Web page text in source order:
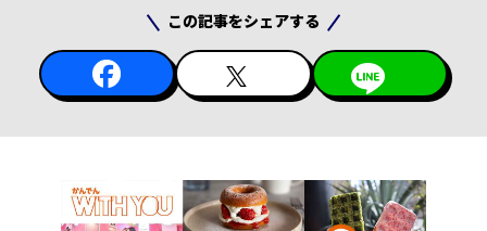
この記事をシェアする